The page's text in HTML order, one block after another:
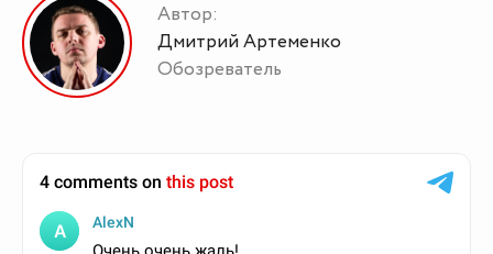
Автор:
Дмитрий Артеменко
Обозреватель